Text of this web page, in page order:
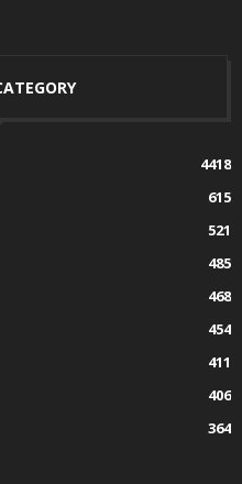
4418
615
521
485
468
454
411
406
364